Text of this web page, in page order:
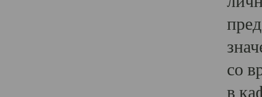
со
в